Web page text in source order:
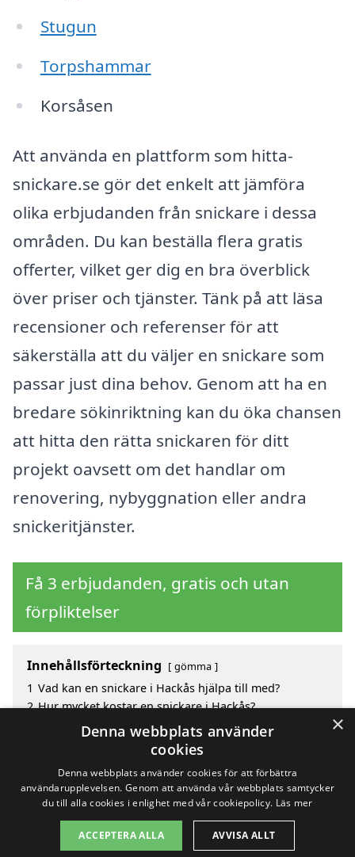
Stugun
Torpshammar
Korsåsen
Att använda en plattform som hitta-
snickare.se gör det enkelt att jämföra
olika erbjudanden från snickare i dessa
områden. Du kan beställa flera gratis
offerter, vilket ger dig en bra överblick
över priser och tjänster. Tänk på att läsa
recensioner och referenser för att
säkerställa att du väljer en snickare som
passar just dina behov. Genom att ha en
bredare sökinriktning kan du öka chansen
att hitta den rätta snickaren för ditt
projekt oavsett om det handlar om
renovering, nybyggnation eller andra
snickeritjänster.
Få 3 erbjudanden, gratis och utan
förpliktelser
Innehållsförteckning gömma
1 Vad kan en snickare i Hackås hjälpa till med?
2 Hur mycket kostar en snickare i Hackås?
Fördelar med att välja snickare i Hackås
Sök efter en skicklig snickare i de omgivande
Copyright 2026 - Pilanto Aps
×
Denna webbplats använder
cookies
Denna webbplats använder cookies för att förbättra
användarupplevelsen. Genom att använda vår webbplats samtycker
du till alla cookies i enlighet med vår cookiepolicy. Läs mer
ACCEPTERA ALLA AVVISA ALLT